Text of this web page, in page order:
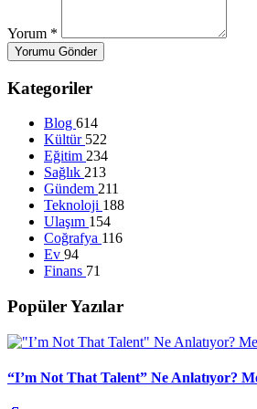
Yorum *
Yorumu Gönder
Kategoriler
Blog 614
Kültür 522
Eğitim 234
Sağlık 213
Gündem 211
Teknoloji 188
Ulaşım 154
Coğrafya 116
Ev 94
Finans 71
Popüler Yazılar
“I’m Not That Talent” Ne Anlatıyor?